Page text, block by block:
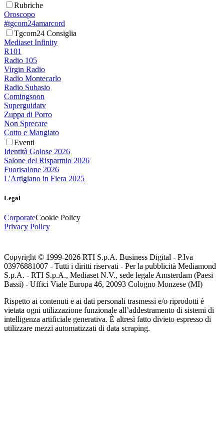
Rubriche
Oroscopo
#tgcom24amarcord
Tgcom24 Consiglia
Mediaset Infinity
R101
Radio 105
Virgin Radio
Radio Montecarlo
Radio Subasio
Comingsoon
Superguidatv
Zuppa di Porro
Non Sprecare
Cotto e Mangiato
Eventi
Identità Golose 2026
Salone del Risparmio 2026
Fuorisalone 2026
L'Artigiano in Fiera 2025
Legal
CorporateCookie Policy
Privacy Policy
Copyright © 1999-2026 RTI S.p.A. Business Digital - P.Iva
03976881007 - Tutti i diritti riservati - Per la pubblicità Mediamond
S.p.A. - RTI S.p.A., Mediaset N.V., sede legale Amsterdam (Paesi
Bassi) - Uffici Viale Europa 46, 20093 Cologno Monzese (MI)
Rispetto ai contenuti e ai dati personali trasmessi e/o riprodotti è
vietata ogni utilizzazione funzionale all’addestramento di sistemi di
intelligenza artificiale generativa. È altresì fatto divieto espresso di
utilizzare mezzi automatizzati di data scraping.